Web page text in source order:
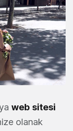
web sitesi
olanak